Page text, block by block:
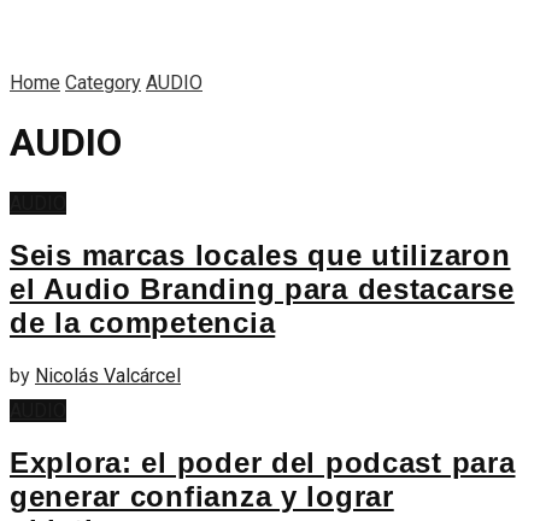
Home Category AUDIO
AUDIO
Seis marcas locales que utilizaron
el Audio Branding para destacarse
de la competencia
by Nicolás Valcárcel
Explora: el poder del podcast para
generar confianza y lograr